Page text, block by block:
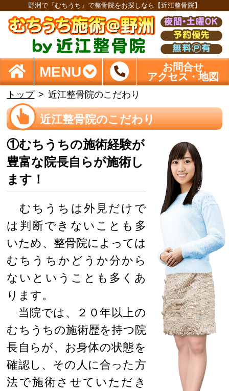
野洲で『むちうち』で整骨院をお探しなら【近江整骨院】
MENU
お問合せ
アクセス・地図
トップ 近江整骨院のこだわり
近江整骨院のこだわり
①むちうちの施術経験が
豊富な院長自らが施術し
ます！
むちうちは外見だけで
は判断できないことも多
いため、整骨院によっては
むちうちかどうか分から
ないということも多くあ
ります。
当院では、２０年以上の
むちうちの施術歴を持つ院
長自らが、お身体の状態を
確認し、その人に合った方
法で施術させていただき